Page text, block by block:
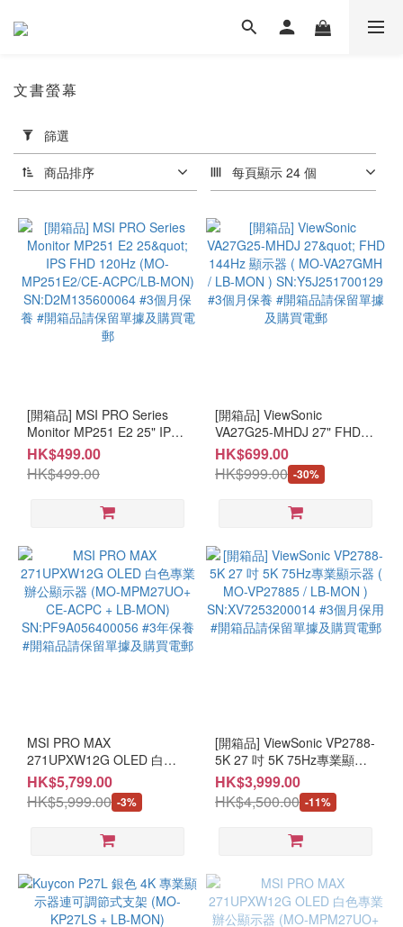
用
篩
選
(0/20)
尺
吋
≤
49"
(9)
≤
26"
(6)
≥UHD
(5)
≥QHD
面
板
類
型
IPS
(16)
文書螢幕
篩選
商品排序 每頁顯示 24 個
[開箱品] MSI PRO Series
Monitor MP251 E2 25" IPS
FHD 120Hz (MO-
MP251E2/CE-ACPC/LB-
MON) SN:D2M135600064
單據及購買電郵
HK$499.00
HK$499.00
[開箱品] ViewSonic
VA27G25-MHDJ 27" FHD
144Hz 顯示器 ( MO-
VA27GMH / LB-MON )
SN:Y5J251700129 #3個月
HK$699.00
HK$999.00 -30%
MSI PRO MAX
271UPXW12G OLED 白色
專業辦公顯示器 (MO-
MPM27UO+ CE-ACPC +
LB-MON)
養 #開箱品請保留單據及購
HK$5,799.00
HK$5,999.00 -3%
[開箱品] ViewSonic VP2788-
5K 27 吋 5K 75Hz專業顯示
器 ( MO-VP27885 / LB-
MON ) SN:XV7253200014
#3個月保用 #開箱品請保留
HK$3,999.00
HK$4,500.00 -11%